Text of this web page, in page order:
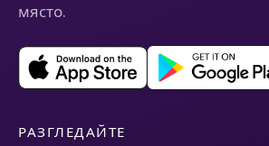
място.
РАЗГЛЕДАЙТЕ